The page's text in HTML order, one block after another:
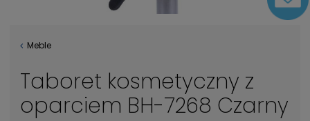
Meble
Taboret kosmetyczny z
oparciem BH-7268 Czarny